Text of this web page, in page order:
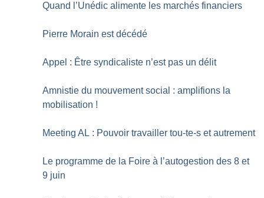
Quand l’Unédic alimente les marchés financiers
Pierre Morain est décédé
Appel : Être syndicaliste n’est pas un délit
Amnistie du mouvement social : amplifions la
mobilisation !
Meeting AL : Pouvoir travailler tou-te-s et autrement
Le programme de la Foire à l’autogestion des 8 et
9 juin